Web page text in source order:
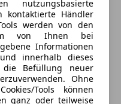
nutzungsbasierte
kontaktierte Händler
werden von den
von Ihnen bei
Informationen
innerhalb dieses
Befüllung neuer
Ohne
Tools können
ganz oder teilweise